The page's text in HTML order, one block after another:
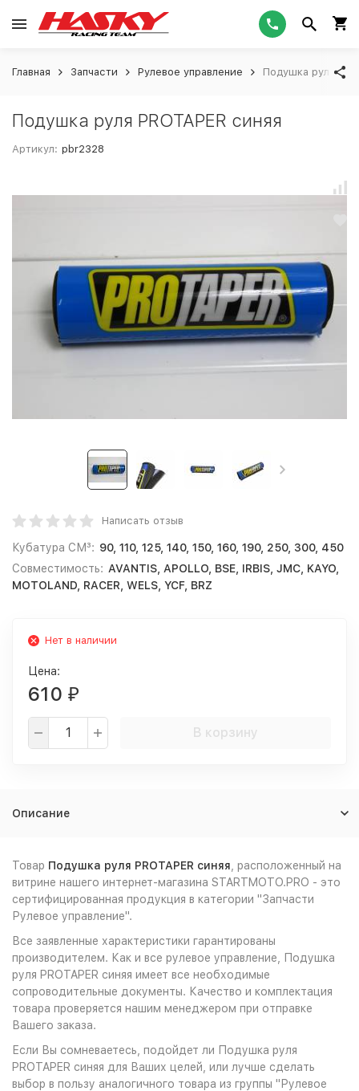
Главная Запчасти Рулевое управление Подушка руля
Подушка руля PROTAPER синяя
Артикул: pbr2328
Написать отзыв
Кубатура СМ³: 90, 110, 125, 140, 150, 160, 190, 250, 300, 450
Совместимость: AVANTIS, APOLLO, BSE, IRBIS, JMC, KAYO,
MOTOLAND, RACER, WELS, YCF, BRZ
Нет в наличии
Цена:
610 ₽
В корзину
Описание
Товар Подушка руля PROTAPER синяя , расположенный на
витрине нашего интернет-магазина STARTMOTO.PRO - это
сертифицированная продукция в категории "Запчасти
Рулевое управление".
Все заявленные характеристики гарантированы
производителем. Как и все рулевое управление, Подушка
руля PROTAPER синяя имеет все необходимые
сопроводительные документы. Качество и комплектация
товара проверяется нашим менеджером при отправке
Вашего заказа.
Если Вы сомневаетесь, подойдет ли Подушка руля
PROTAPER синяя для Ваших целей, или лучше сделать
выбор в пользу аналогичного товара из группы "Рулевое